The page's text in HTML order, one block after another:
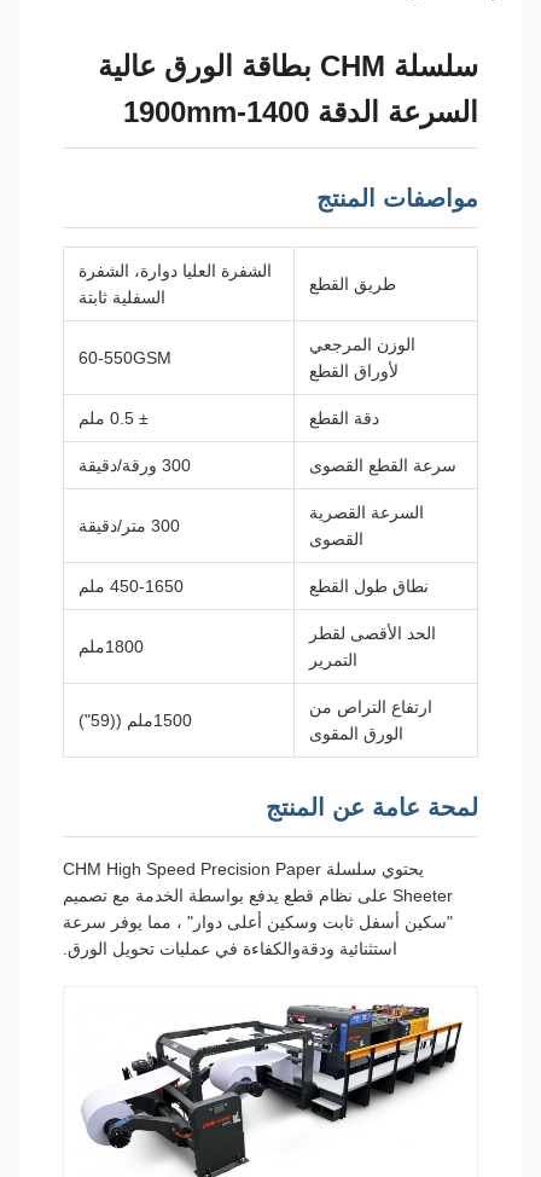
سلسلة CHM بطاقة الورق عالية
السرعة الدقة 1400-1900mm
مواصفات المنتج
طريق القطع
الشفرة العليا دوارة، الشفرة
السفلية ثابتة
الوزن المرجعي
لأوراق القطع
60-550GSM
دقة القطع
سرعة القطع القصوى
السرعة القصرية
القصوى
نطاق طول القطع 450-1650 ملم
الحد الأقصى لقطر
التمرير
ارتفاع التراص من
الورق المقوى
لمحة عامة عن المنتج
يحتوي سلسلة CHM High Speed Precision Paper
Sheeter على نظام قطع يدفع بواسطة الخدمة مع تصميم
"سكين أسفل ثابت وسكين أعلى دوار" ، مما يوفر سرعة
استثنائية ودقةوالكفاءة في عمليات تحويل الورق.